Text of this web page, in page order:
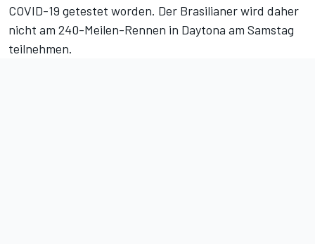
COVID-19 getestet worden. Der Brasilianer wird daher
nicht am 240-Meilen-Rennen in Daytona am Samstag
teilnehmen.